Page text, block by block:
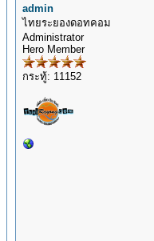
admin
ไทยระยองดอทคอม
Administrator
Hero Member
กระทู้: 11152